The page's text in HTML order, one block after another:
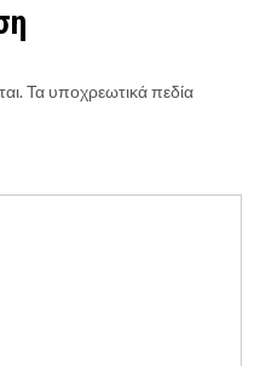
Τα υποχρεωτικά πεδία